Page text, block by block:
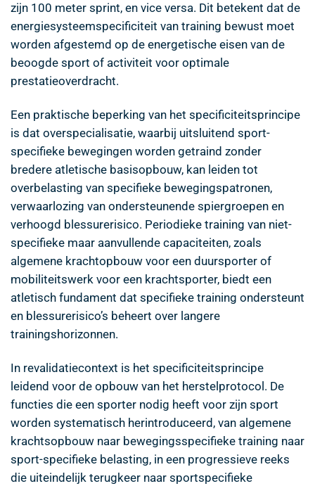
zijn 100 meter sprint, en vice versa. Dit betekent dat de
energiesysteemspecificiteit van training bewust moet
worden afgestemd op de energetische eisen van de
beoogde sport of activiteit voor optimale
prestatieoverdracht.
Een praktische beperking van het specificiteitsprincipe
is dat overspecialisatie, waarbij uitsluitend sport-
specifieke bewegingen worden getraind zonder
bredere atletische basisopbouw, kan leiden tot
overbelasting van specifieke bewegingspatronen,
verwaarlozing van ondersteunende spiergroepen en
verhoogd blessurerisico. Periodieke training van niet-
specifieke maar aanvullende capaciteiten, zoals
algemene krachtopbouw voor een duursporter of
mobiliteitswerk voor een krachtsporter, biedt een
atletisch fundament dat specifieke training ondersteunt
en blessurerisico’s beheert over langere
trainingshorizonnen.
In revalidatiecontext is het specificiteitsprincipe
leidend voor de opbouw van het herstelprotocol. De
functies die een sporter nodig heeft voor zijn sport
worden systematisch herintroduceerd, van algemene
krachtsopbouw naar bewegingsspecifieke training naar
sport-specifieke belasting, in een progressieve reeks
die uiteindelijk terugkeer naar sportspecifieke